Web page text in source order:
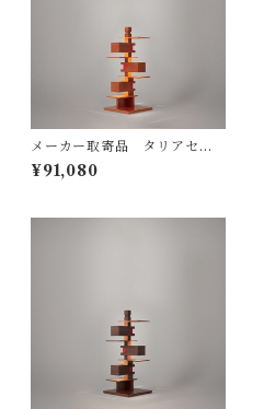
メーカー取寄品 タリアセン
Frank Lloyd Wright / TALI
ESIN4 チェリー 322S7316 /
¥91,080